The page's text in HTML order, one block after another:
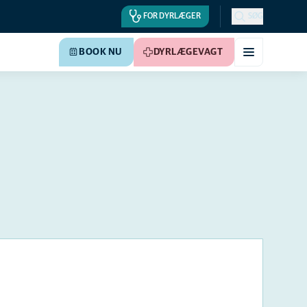
FOR DYRLÆGER SØG
BOOK NU DYRLÆGEVAGT